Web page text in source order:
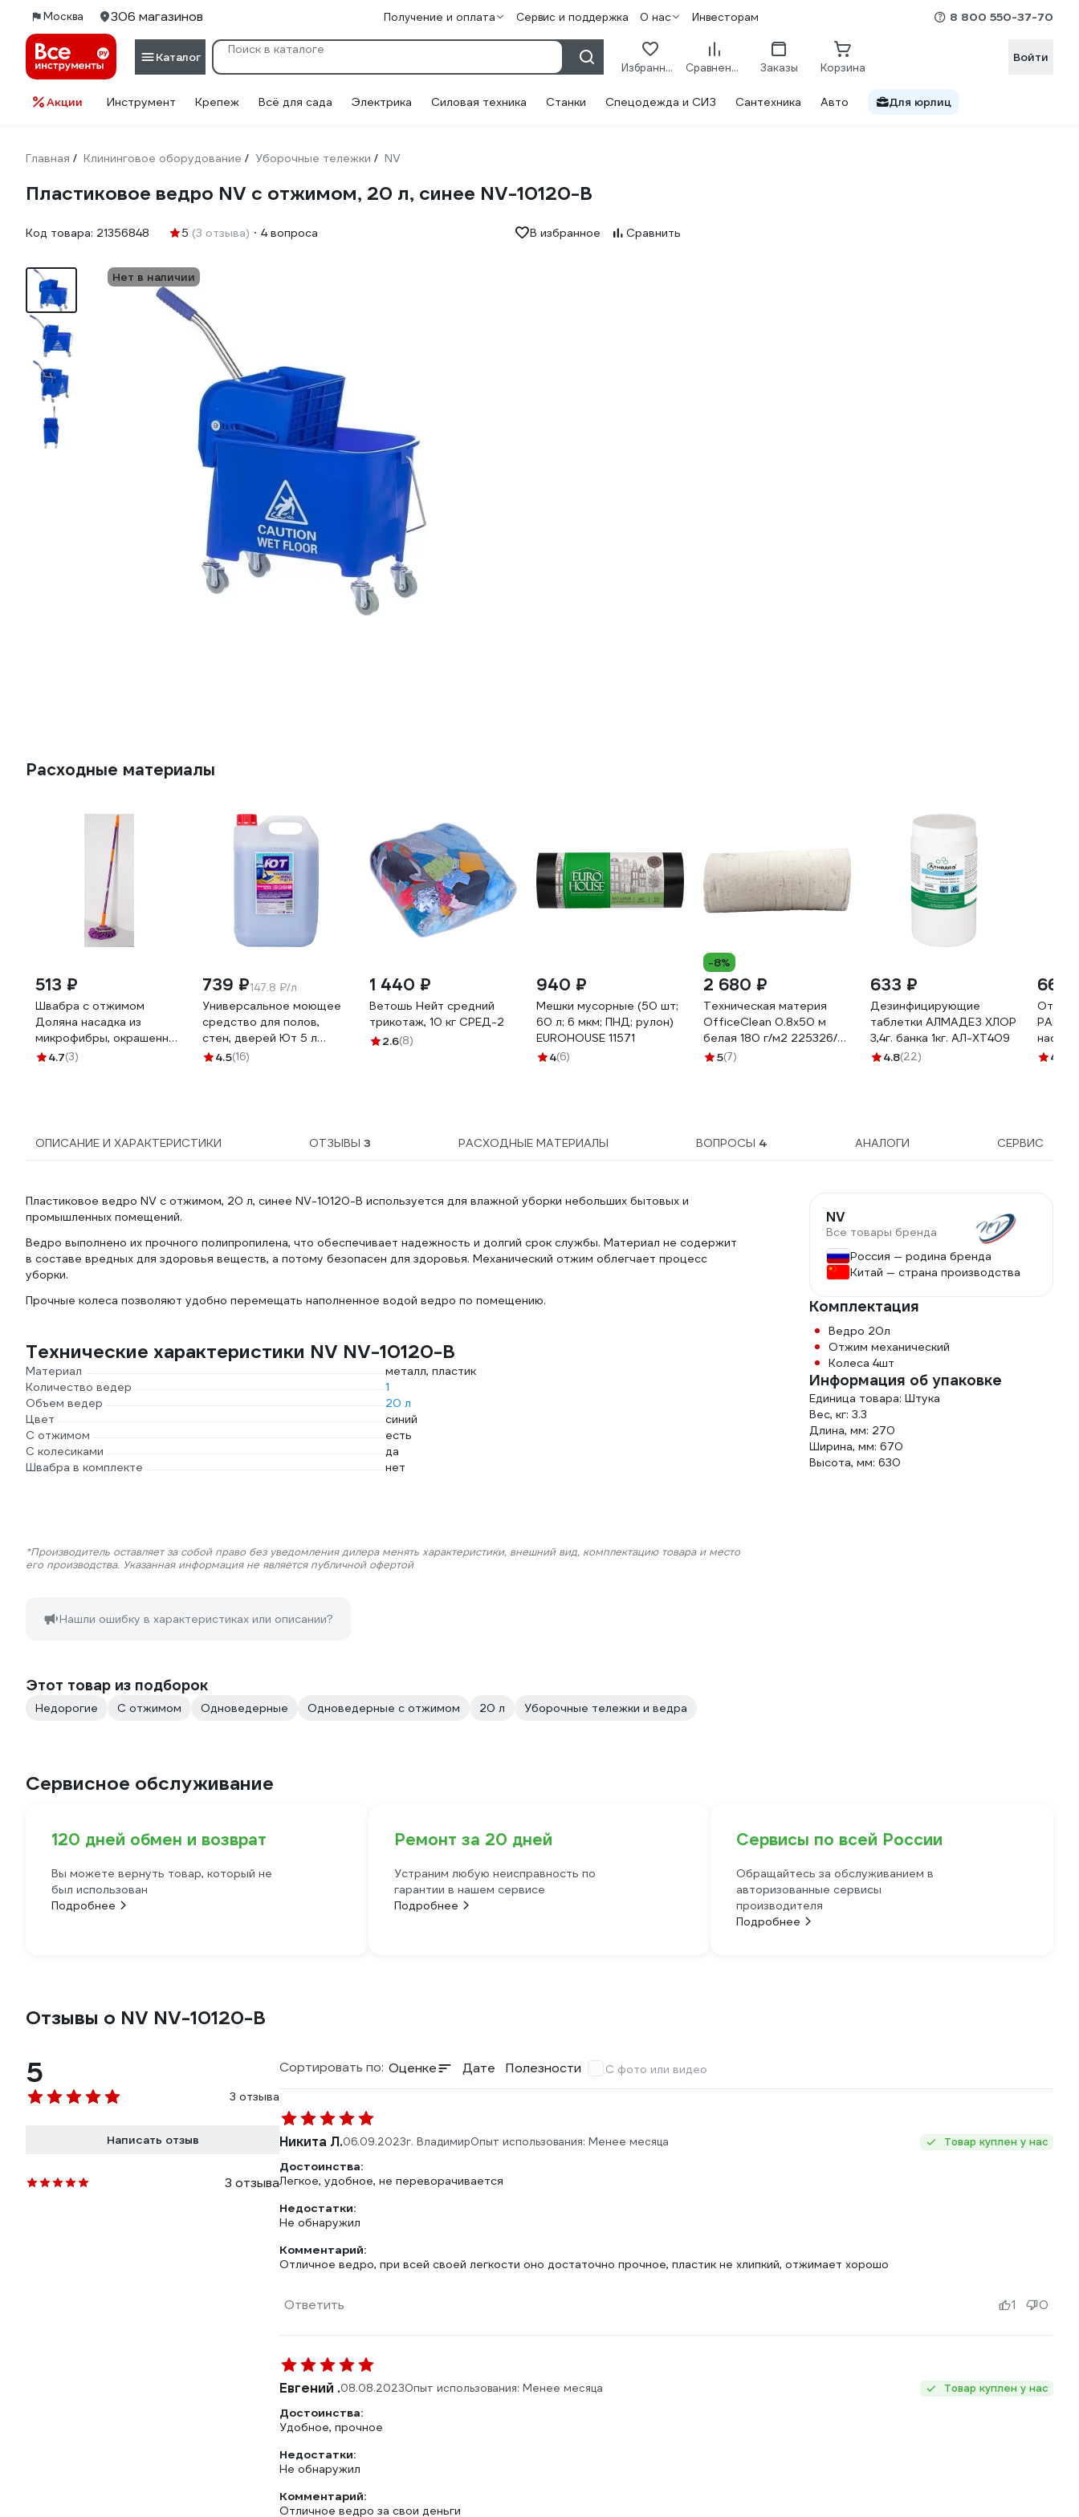
Москва 306 магазинов Получение и оплата Сервис и поддержка О нас Инвесторам 8 800 550-37-70
Каталог
Избранное Сравнение Заказы Корзина
Войти
Акции Инструмент Крепеж Всё для сада Электрика Силовая техника Станки Спецодежда и СИЗ Сантехника Авто Для юрлиц
Главная / Клининговое оборудование / Уборочные тележки / NV
Пластиковое ведро NV с отжимом, 20 л, синее NV-10120-B
Код товара: 21356848 5 (3 отзыва) 4 вопроса В избранное Сравнить
Нет в наличии
Расходные материалы
513 ₽
Швабра с отжимом
Доляна насадка из
микрофибры, окрашенный
черенок 117 см, цвет микс
4.7(3)
739 ₽147.8 ₽/л
Универсальное моющее
средство для полов,
стен, дверей Ют 5 л
600240
4.5(16)
1 440 ₽
Ветошь Нейт средний
трикотаж, 10 кг СРЕД-2
2.6(8)
940 ₽
Мешки мусорные (50 шт;
60 л; 6 мкм; ПНД; рулон)
EUROHOUSE 11571
4(6)
-8%
2 680 ₽
Техническая материя
OfficeClean 0.8x50 м
белая 180 г/м2 225326/
ТМ002
5(7)
633 ₽
Дезинфицирующие
таблетки АЛМАДЕЗ ХЛОР
3,4г. банка 1кг. АЛ-ХТ409
4.8(22)
665
120 г
4.4
ОПИСАНИЕ И ХАРАКТЕРИСТИКИ ОТЗЫВЫ 3 РАСХОДНЫЕ МАТЕРИАЛЫ ВОПРОСЫ 4 АНАЛОГИ СЕРВИС
Пластиковое ведро NV с отжимом, 20 л, синее NV-10120-B используется для влажной уборки небольших бытовых и
промышленных помещений.
Ведро выполнено их прочного полипропилена, что обеспечивает надежность и долгий срок службы. Материал не содержит
в составе вредных для здоровья веществ, а потому безопасен для здоровья. Механический отжим облегчает процесс
уборки.
Прочные колеса позволяют удобно перемещать наполненное водой ведро по помещению.
Технические характеристики NV NV-10120-B
Материал
металл, пластик
Количество ведер
1
Объем ведер
20 л
Цвет
синий
С отжимом
есть
С колесиками
да
Швабра в комплекте
нет
*Производитель оставляет за собой право без уведомления дилера менять характеристики, внешний вид, комплектацию товара и место
его производства. Указанная информация не является публичной офертой
Нашли ошибку в характеристиках или описании?
NV
Все товары бренда
Россия — родина бренда
Китай — страна производства
Комплектация
Ведро 20л
Отжим механический
Колеса 4шт
Информация об упаковке
Единица товара: Штука
Вес, кг: 3.3
Длина, мм: 270
Ширина, мм: 670
Высота, мм: 630
Этот товар из подборок
Недорогие С отжимом Одноведерные Одноведерные с отжимом 20 л Уборочные тележки и ведра
Сервисное обслуживание
120 дней обмен и возврат
Вы можете вернуть товар, который не
был использован
Подробнее
Ремонт за 20 дней
Устраним любую неисправность по
гарантии в нашем сервисе
Подробнее
Сервисы по всей России
Обращайтесь за обслуживанием в
авторизованные сервисы
производителя
Подробнее
Отзывы о NV NV-10120-B
5
3 отзыва
Написать отзыв
3 отзыва
Сортировать по: Оценке Дате Полезности С фото или видео
Никита Л.06.09.2023г. ВладимирОпыт использования: Менее месяца Товар куплен у нас
Достоинства:
Легкое, удобное, не переворачивается
Недостатки:
Не обнаружил
Комментарий:
Отличное ведро, при всей своей легкости оно достаточно прочное, пластик не хлипкий, отжимает хорошо
Ответить 1 0
Евгений .08.08.2023Опыт использования: Менее месяца Товар куплен у нас
Достоинства:
Удобное, прочное
Недостатки:
Не обнаружил
Комментарий:
Отличное ведро за свои деньги